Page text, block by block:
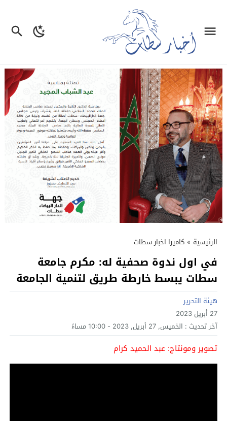
الرئيسية » كاميرا اخبار سطات
في اول ندوة صحفية له: مكرم جامعة
سطات يبسط خارطة طريق لتنمية الجامعة
هيئة التحرير
27 أبريل 2023
آخر تحديث : الخميس, 27 أبريل, 2023 - 10:00 مساءً
تصوير ومونتاج: عبد الحميد كرام